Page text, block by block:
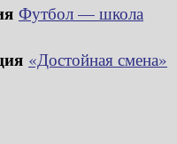
Футбол — школа
«Достойная смена»